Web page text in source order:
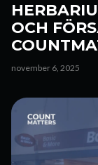
OCH
november 6, 2025